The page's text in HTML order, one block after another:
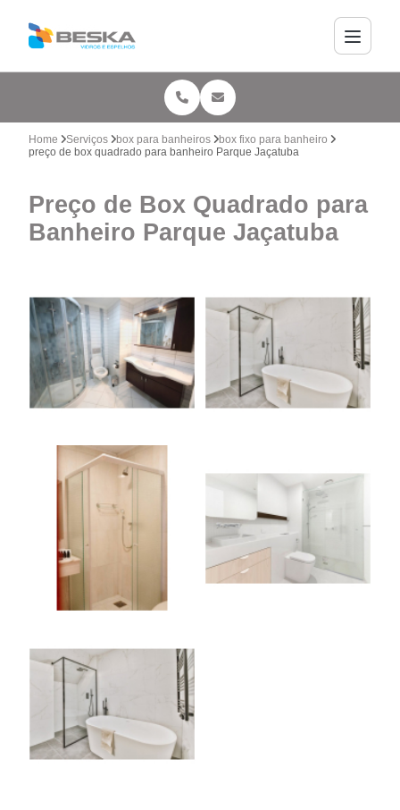
Home Serviços box para banheiros
box fixo para banheiro
preço de box quadrado para banheiro Parque Jaçatuba
Preço de Box Quadrado para
Banheiro Parque Jaçatuba